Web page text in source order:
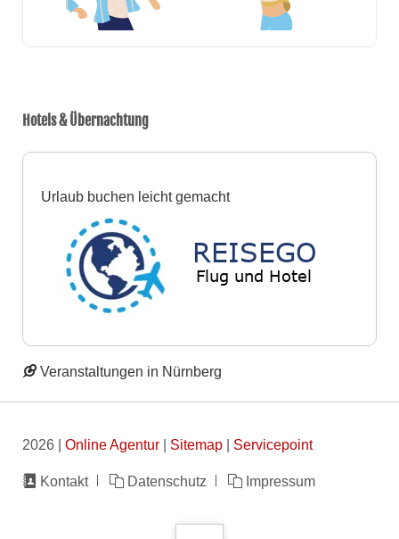
Hotels & Übernachtung
Urlaub buchen leicht gemacht
Veranstaltungen in Nürnberg
2026 | Online Agentur| Sitemap| Servicepoint
Navigation
Kontakt Datenschutz Impressum